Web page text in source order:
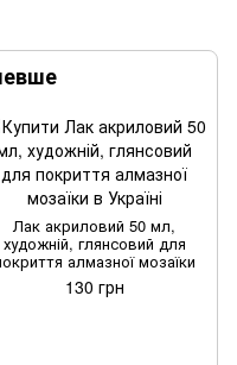
Лак акриловий 50 мл,
художній, глянсовий для
алмазної мозаїки
130 грн